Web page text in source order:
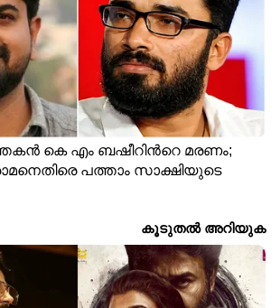
വിളക്ക് പിടിച്ചു നിലവിളക്ക്
21 ന് രാജിക്കത്ത്
ന് രാജി അംഗീകരിച്ചു. ശേഷം
വാർത്തകൾ
കാണുന്നു.